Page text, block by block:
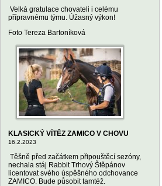
Velká gratulace chovateli i celému
přípravnému týmu. Úžasný výkon!
Foto Tereza Bartoníková
KLASICKÝ VÍTĚZ ZAMICO V CHOVU
16.2.2023
Těšně před začátkem připouštěcí sezóny,
nechala stáj Rabbit Trhový Štěpánov
licentovat svého úspěšného odchovance
ZAMICO. Bude působit tamtéž.